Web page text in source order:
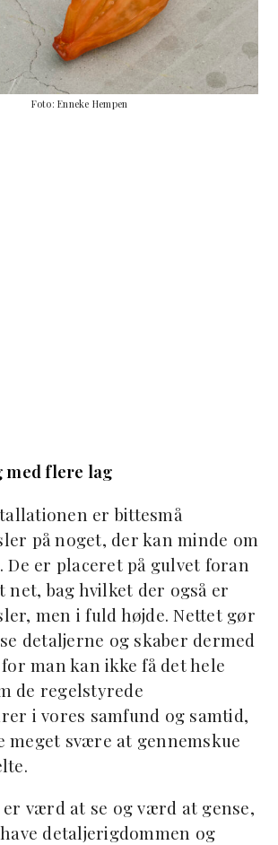
Foto: Enneke Hempen
flere lag
er bittesmå
på noget, der kan minde om
De er placeret på gulvet foran
net, bag hvilket der også er
men i fuld højde. Nettet gør
detaljerne og skaber dermed
man kan ikke få det hele
de regelstyrede
i vores samfund og samtid,
meget svære at gennemskue
værd at se og værd at gense,
detaljerigdommen og